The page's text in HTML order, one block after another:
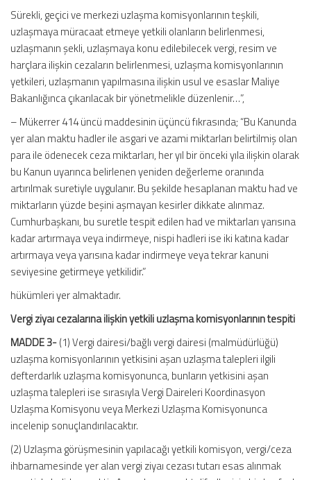
Sürekli, geçici ve merkezi uzlaşma komisyonlarının teşkili,
uzlaşmaya müracaat etmeye yetkili olanların belirlenmesi,
uzlaşmanın şekli, uzlaşmaya konu edilebilecek vergi, resim ve
harçlara ilişkin cezaların belirlenmesi, uzlaşma komisyonlarının
yetkileri, uzlaşmanın yapılmasına ilişkin usul ve esaslar Maliye
Bakanlığınca çıkarılacak bir yönetmelikle düzenlenir…”,
– Mükerrer 414 üncü maddesinin üçüncü fıkrasında; “Bu Kanunda
yer alan maktu hadler ile asgari ve azami miktarları belirtilmiş olan
para ile ödenecek ceza miktarları, her yıl bir önceki yıla ilişkin olarak
bu Kanun uyarınca belirlenen yeniden değerleme oranında
artırılmak suretiyle uygulanır. Bu şekilde hesaplanan maktu had ve
miktarların yüzde beşini aşmayan kesirler dikkate alınmaz.
Cumhurbaşkanı, bu suretle tespit edilen had ve miktarları yarısına
kadar artırmaya veya indirmeye, nispi hadleri ise iki katına kadar
artırmaya veya yarısına kadar indirmeye veya tekrar kanuni
seviyesine getirmeye yetkilidir.”
hükümleri yer almaktadır.
Vergi ziyaı cezalarına ilişkin yetkili uzlaşma komisyonlarının tespiti
MADDE 3-(1) Vergi dairesi/bağlı vergi dairesi (malmüdürlüğü)
uzlaşma komisyonlarının yetkisini aşan uzlaşma talepleri ilgili
defterdarlık uzlaşma komisyonunca, bunların yetkisini aşan
uzlaşma talepleri ise sırasıyla Vergi Daireleri Koordinasyon
Uzlaşma Komisyonu veya Merkezi Uzlaşma Komisyonunca
incelenip sonuçlandırılacaktır.
(2) Uzlaşma görüşmesinin yapılacağı yetkili komisyon, vergi/ceza
ihbarnamesinde yer alan vergi ziyaı cezası tutarı esas alınmak